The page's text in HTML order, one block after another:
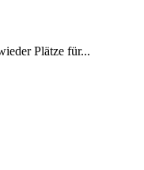
Plätze für...